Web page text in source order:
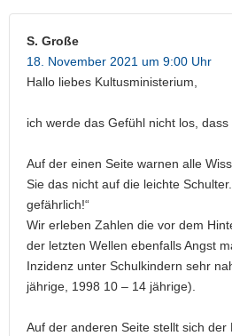
S. Große
18. November 2021 um 9:00 Uhr
Hallo liebes Kultusministerium,
ich werde das Gefühl nicht los,
Auf der einen Seite warnen alle
Sie das nicht auf die leichte
gefährlich!“
Wir erleben Zahlen die vor dem
der letzten Wellen ebenfalls Angst
Inzidenz unter Schulkindern sehr
jährige, 1998 10 – 14 jährige).
Auf der anderen Seite stellt sich der